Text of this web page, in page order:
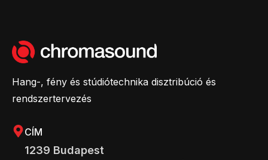
Hang-, fény és stúdiótechnika disztribúció és
rendszertervezés
CÍM
1239 Budapest